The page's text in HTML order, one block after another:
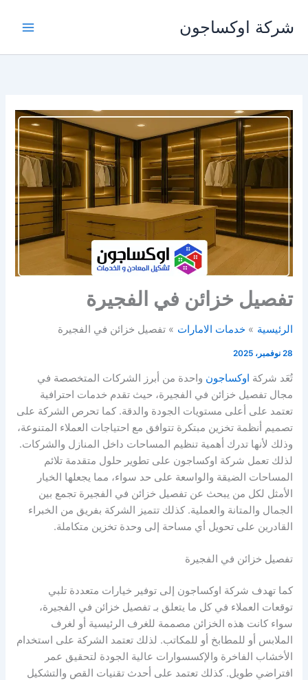
المحتوى
شركة اوكساجون
تفصيل خزائن في الفجيرة
الرئيسية خدمات الامارات تفصيل خزائن في الفجيرة
28 نوفمبر، 2025
تُعَد شركة اوكساجون واحدة من أبرز الشركات المتخصصة في
مجال تفصيل خزائن في الفجيرة، حيث تقدم خدمات احترافية
تعتمد على أعلى مستويات الجودة والدقة. كما تحرص الشركة على
تصميم أنظمة تخزين مبتكرة تتوافق مع احتياجات العملاء المتنوعة،
وذلك لأنها تدرك أهمية تنظيم المساحات داخل المنازل والشركات.
لذلك تعمل شركة اوكساجون على تطوير حلول متقدمة تلائم
المساحات الضيقة والواسعة على حد سواء، مما يجعلها الخيار
الأمثل لكل من يبحث عن تفصيل خزائن في الفجيرة تجمع بين
الجمال والمتانة والعملية. كذلك تتميز الشركة بفريق من الخبراء
القادرين على تحويل أي مساحة إلى وحدة تخزين متكاملة.
تفصيل خزائن في الفجيرة
كما تهدف شركة اوكساجون إلى توفير خيارات متعددة تلبي
توقعات العملاء في كل ما يتعلق بـ تفصيل خزائن في الفجيرة،
سواء كانت هذه الخزائن مصممة للغرف الرئيسية أو لغرف
الملابس أو للمطابخ أو للمكاتب. لذلك تعتمد الشركة على استخدام
الأخشاب الفاخرة والإكسسوارات عالية الجودة لتحقيق عمر
افتراضي طويل. كذلك تعتمد على أحدث تقنيات القص والتشكيل